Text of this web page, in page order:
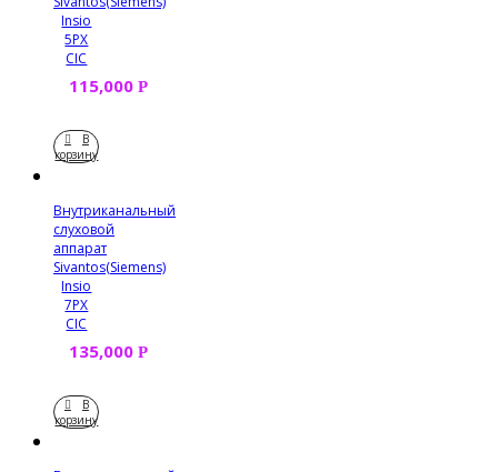
Insio
5PX
CIC
115,000 Р
В
корзину
Внутриканальный
слуховой
аппарат
Sivantos(Siemens)
Insio
7PX
CIC
135,000 Р
В
корзину